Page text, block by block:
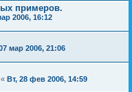
примеров.
2006, 16:12
мар 2006, 21:06
« Вт, 28 фев 2006, 14:59